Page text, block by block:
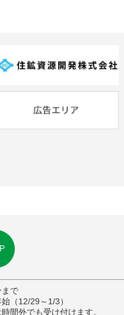
で
（12/29～1/3）
間外でも受け付けます。